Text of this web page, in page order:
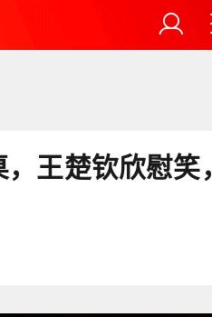
王楚钦欣慰笑，